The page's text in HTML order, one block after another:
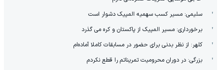
سلیمی: مسیر کسب سهمیه المپیک دشوار است
برخورداری: مسیر المپیک از پاکستان و کره می گذرد
کلهر: از نظر بدنی برای حضور در مسابقات کاملا آماده‌ام
بزرگی: در دوران محرومیت تمریناتم را قطع نکردم